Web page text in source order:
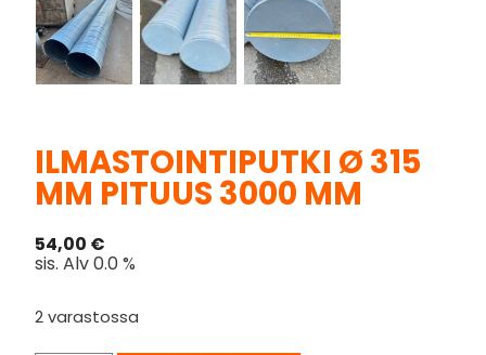
ILMASTOINTIPUTKI Ø 315
MM PITUUS 3000 MM
54,00 €
sis. Alv 0.0 %
2 varastossa